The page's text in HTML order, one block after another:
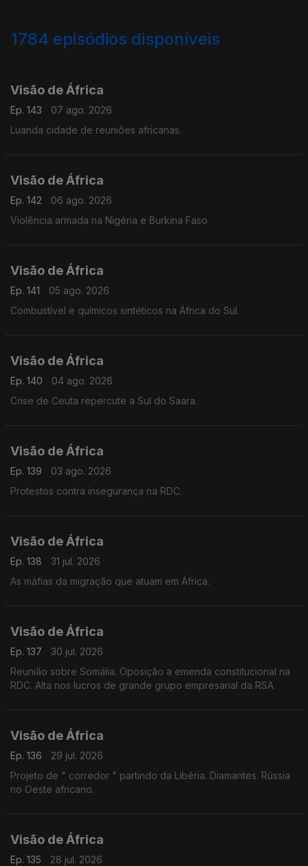
1784 episódios disponíveis
Visão de África
Ep. 143
07 ago. 2026
Luanda cidade de reuniões africanas.
Visão de África
Ep. 142
06 ago. 2026
Violência armada na Nigéria e Burkina Faso
Visão de África
Ep. 141
05 ago. 2026
Combustível e químicos sintéticos na África do Sul.
Visão de África
Ep. 140
04 ago. 2026
Crise de Ceuta repercute a Sul do Saara.
Visão de África
Ep. 139
03 ago. 2026
Protestos contra insegurança na RDC.
Visão de África
Ep. 138
31 jul. 2026
As máfias da migração que atuam em África.
Visão de África
Ep. 137
30 jul. 2026
Reunião sobre Somália. Oposição a emenda constitucional na
RDC. Alta nos lucros de grande grupo empresarial da RSA
Visão de África
Ep. 136
29 jul. 2026
Projeto de " corredor " partindo da Libéria. Diamantes. Rússia
no Oeste africano.
Visão de África
Ep. 135
28 jul. 2026